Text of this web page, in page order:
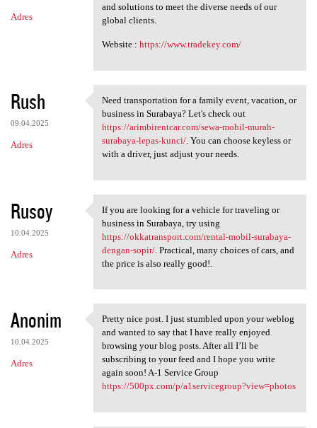
Adres
and solutions to meet the diverse needs of our
global clients.
Website : https://www.tradekey.com/
Rush
09.04.2025
Adres
Need transportation for a
Need transportation for a family event, vacation, or
business in Surabaya? Let's check out
https://arimbirentcar.com/sewa-mobil-murah-
surabaya-lepas-kunci/. You can choose keyless or
with a driver, just adjust your needs.
Rusoy
10.04.2025
Adres
If you are looking for a
If you are looking for a vehicle for traveling or
business in Surabaya, try using
https://okkatransport.com/rental-mobil-surabaya-
dengan-sopir/. Practical, many choices of cars, and
the price is also really good!.
Anonim
10.04.2025
Adres
Pretty nice post. I just
Pretty nice post. I just stumbled upon your weblog
and wanted to say that I have really enjoyed
browsing your blog posts. After all I’ll be
subscribing to your feed and I hope you write
again soon! A-1 Service Group
https://500px.com/p/a1servicegroup?view=photos